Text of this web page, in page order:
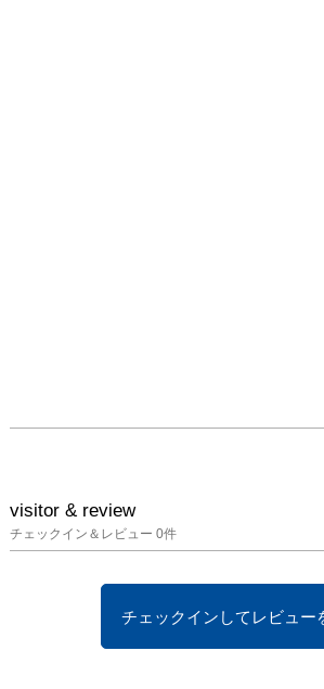
visitor & review
チェックイン＆レビュー 0件
チェックインしてレビュー